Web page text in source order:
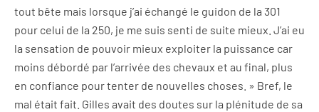
tout bête mais lorsque j’ai échangé le guidon de la 301
pour celui de la 250, je me suis senti de suite mieux J’ai eu
la sensation de pouvoir mieux exploiter la puissance car
moins débordé par l’arrivée des chevaux et au final, plus
en confiance pour tenter de nouvelles choses . » Bref, le
mal était fait Gilles avait des doutes sur la plénitude de sa